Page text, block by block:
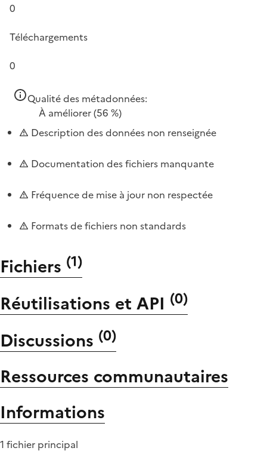
0
Téléchargements
0
Qualité des métadonnées:
À améliorer(56 %)
Description des données non renseignée
Documentation des fichiers manquante
Fréquence de mise à jour non respectée
Formats de fichiers non standards
Fichiers (1)
Réutilisations et API (0)
Discussions (0)
Ressources communautaires
Informations
1 fichier principal